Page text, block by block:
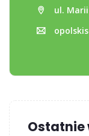
ul.
Ostatnie